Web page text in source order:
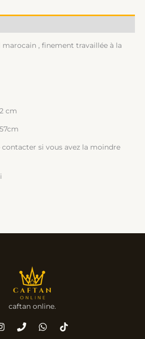
, finement travaillée à la
cm
contacter si vous avez la moindre
caftan online.